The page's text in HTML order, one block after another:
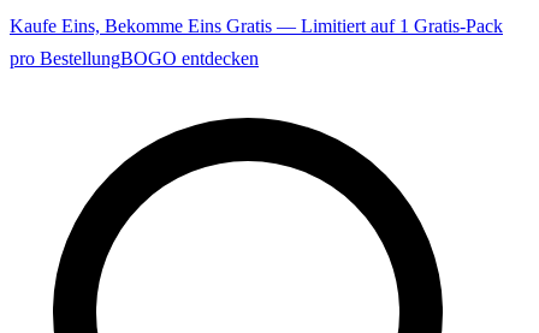
Kaufe Eins, Bekomme Eins Gratis — Limitiert auf 1 Gratis-Pack
pro BestellungBOGO entdecken